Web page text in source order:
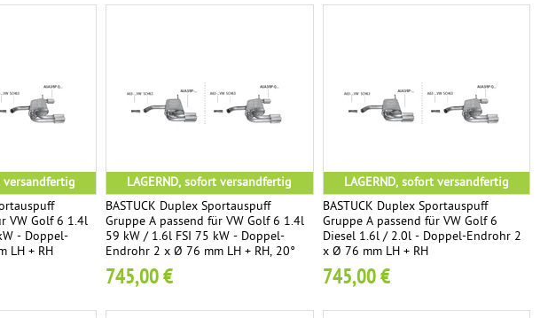
versandfertig
VW Golf 6 1.4l
- Doppel-
LH + RH
LAGERND, sofort versandfertig
BASTUCK Duplex Sportauspuff
Gruppe A passend für VW Golf 6 1.4l
59 kW / 1.6l FSI 75 kW - Doppel-
Endrohr 2 x Ø 76 mm LH + RH, 20°
schräg geschnitten
745,00 €
LAGERND, sofort versandfertig
BASTUCK Duplex Sportauspuff
Gruppe A passend für VW Golf 6
Diesel 1.6l / 2.0l - Doppel-Endrohr 2
x Ø 76 mm LH + RH
745,00 €